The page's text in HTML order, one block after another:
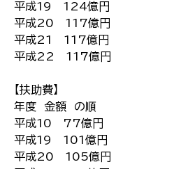
平成19 124億円
平成20 117億円
平成21 117億円
平成22 117億円
【扶助費】
年度 金額 の順
平成10 77億円
平成19 101億円
平成20 105億円